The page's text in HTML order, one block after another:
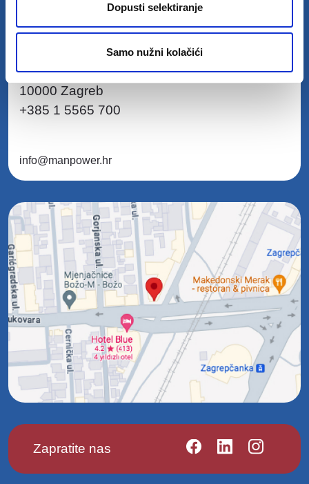
Dopusti selektiranje
Samo nužni kolačići
Manpower Hrvatska
Ulica grada Vukovara 23
10000 Zagreb
+385 1 5565 700
info@manpower.hr
Zapratite nas